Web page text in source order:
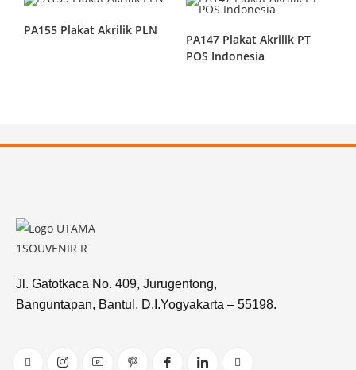
PA155 Plakat Akrilik PLN
PA147 Plakat Akrilik PT
POS Indonesia
Jl. Gatotkaca No. 409, Jurugentong,
Banguntapan, Bantul, D.I.Yogyakarta – 55198.